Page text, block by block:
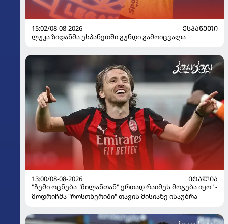
15:02/08-08-2026
ᲔᲡᲞᲐᲜᲔᲗᲘ
ლუკა ზიდანმა ესპანეთში გუნდი გამოიცვალა
13:00/08-08-2026
ᲘᲢᲐᲚᲘᲐ
"ჩემი ოცნება "მილანთან" ერთად რაიმეს მოგება იყო" -
მოდრიჩმა "როსონერიში" თავის მისიაზე ისაუბრა